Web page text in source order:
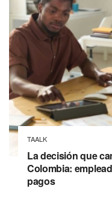
TAALK
La decisión que
Colombia:
pagos